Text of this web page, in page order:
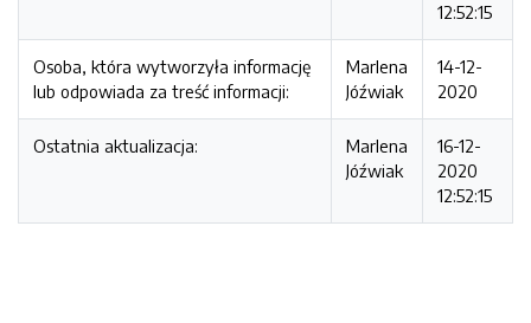
12:52:15
Osoba, która wytworzyła informację
lub odpowiada za treść informacji:
Marlena
Jóźwiak
14-12-
2020
Ostatnia aktualizacja:
Marlena
Jóźwiak
16-12-
2020
12:52:15